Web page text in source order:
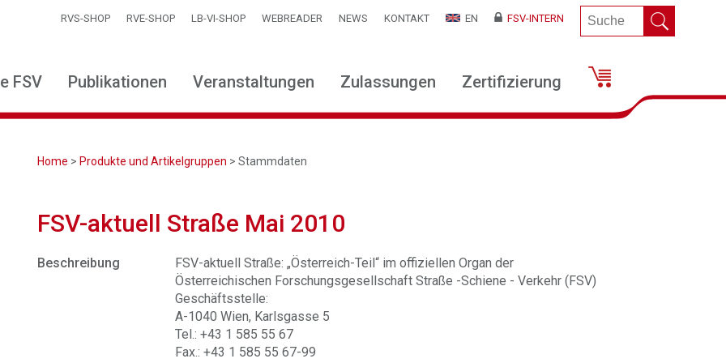
RVS-SHOP RVE-SHOP LB-VI-SHOP WEBREADER NEWS KONTAKT EN FSV-INTERN
FSV Publikationen Veranstaltungen Zulassungen Zertifizierung
Home > Produkte und Artikelgruppen > Stammdaten
FSV-aktuell Straße Mai 2010
Beschreibung
FSV-aktuell Straße: „Österreich-Teil“ im offiziellen Organ der
Österreichischen Forschungsgesellschaft Straße -Schiene - Verkehr (FSV)
Geschäftsstelle:
A-1040 Wien, Karlsgasse 5
Tel.: +43 1 585 55 67
Fax.: +43 1 585 55 67-99